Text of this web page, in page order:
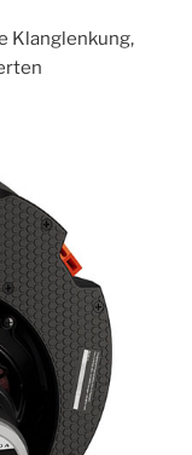
Klanglenkung,